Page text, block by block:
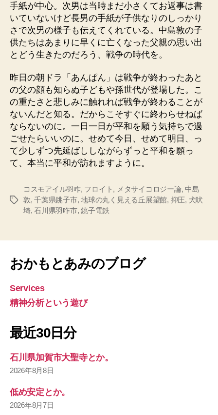
手紙が中心。次男は当時まだ小さくてお返事は書
いていないけど長男の手紙が子供なりのしっかり
さで次男の様子も伝えてくれている。中島敦の子
供たちはあまりに早くに亡くなった父親の思い出
とどう生きたのだろう、戦争の時代を。
昨日の朝ドラ「あんぱん」は戦争が終わったあと
の父の顔も知らぬ子どもや孫世代が登場した。こ
の重たさと悲しみに触れれば戦争が終わることが
ないんだと知る。だからこそすぐに終わらせねば
ならないのに。一日一日が平和を願う気持ちで過
ごせたらいいのに。せめて今日、せめて明日、っ
て少しずつ先延ばししながらずっと平和を願っ
て、本当に平和が訪れますように。
タ
コスモアイル羽咋, フロイト , メタサイコロジー論,中島
敦,千葉県銚子市,地球の丸く見える丘展望館, 抑圧, 犬吠
埼,石川県羽咋市,銚子電鉄
おかもとあみのブログ
Services
精神分析という遊び
最近30日分
石川県加賀市大聖寺とか。
2026年8月8日
低め安定とか。
2026年8月7日